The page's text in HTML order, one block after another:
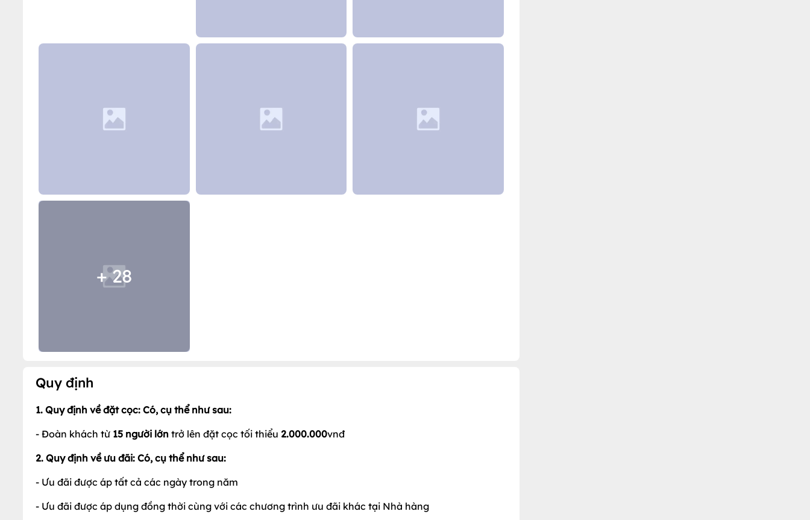
Quy định
1. Quy định về đặt cọc: Có, cụ thể như sau:
- Đoàn khách từ15 người lớn trở lên đặt cọc tối thiểu
2. Quy định về ưu đãi: Có, cụ thể như sau:
- Ưu đãi được áp tất cả các ngày trong năm